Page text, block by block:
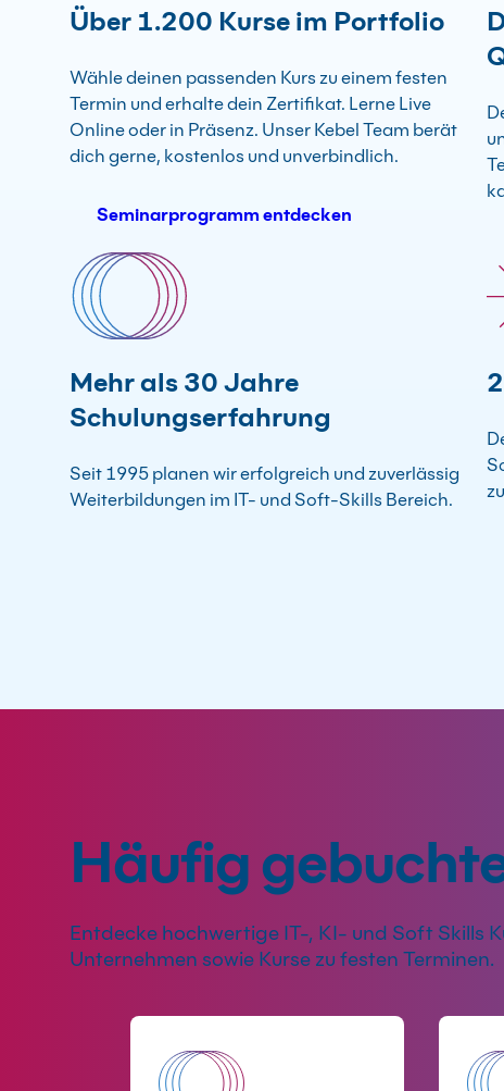
Über 1.200 Kurse im Portfolio
Wähle deinen passenden Kurs zu einem festen
Termin und erhalte dein Zertifikat. Lerne Live
Online oder in Präsenz. Unser Kebel Team berät
dich gerne, kostenlos und unverbindlich.
Seminarprogramm entdecken
Mehr als 30 Jahre
Schulungserfahrung
Seit 1995 planen wir erfolgreich und zuverlässig
Weiterbildungen im IT- und Soft-Skills Bereich.
Häufig
Entdecke hochwertige IT-, KI- und Soft Skills
Unternehmen sowie Kurse zu festen Terminen.